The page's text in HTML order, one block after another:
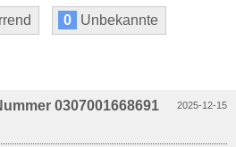
0 Unbekannte
2025-12-15
0307001668691